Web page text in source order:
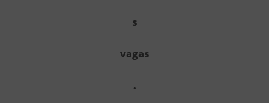
s
vagas
.